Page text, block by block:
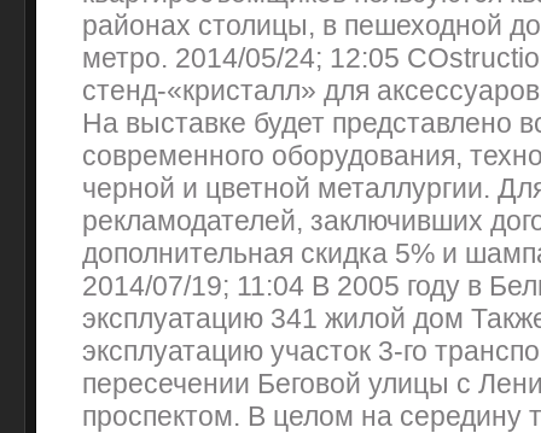
районах столицы, в пешеходной
метро. 2014/05/24; 12:05
стенд-«кристалл» для
На выставке будет представлено
современного оборудования,
черной и цветной металлургии.
рекламодателей, заключивших
дополнительная скидка 5% и
2014/07/19; 11:04 В 2005 году в
эксплуатацию 341 жилой дом
эксплуатацию участок 3-го
пересечении Беговой улицы с
проспектом. В целом на середину